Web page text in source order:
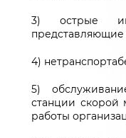
3) острые
представляющие
4)
5)
станции
работы